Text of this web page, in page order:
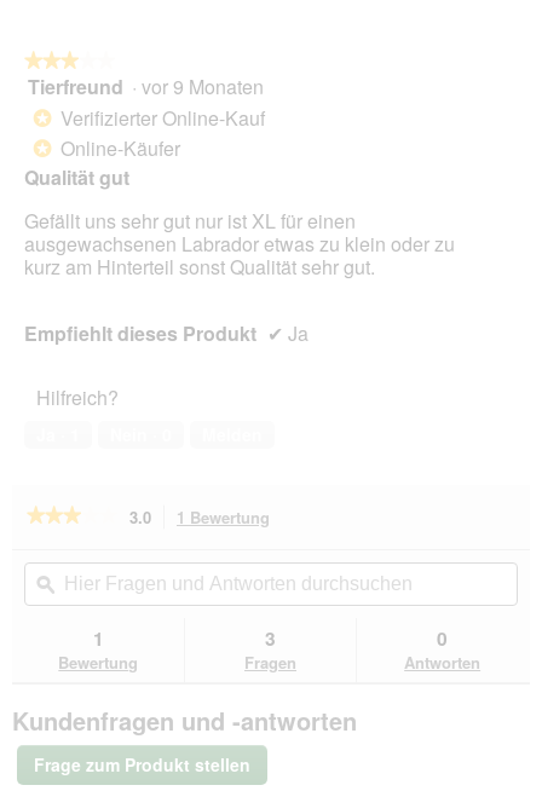
★★★★★
★★★★★
3
von
Sternen.
Tierfreund · vor 9 Monaten
* Verifizierter Online-Kauf
* Online-Käufer
Qualität gut
Gefällt uns sehr gut nur ist XL für einen
ausgewachsenen Labrador etwas zu klein oder zu
kurz am Hinterteil sonst Qualität sehr gut.
Empfiehlt dieses Produkt ✔ Ja
Hilfreich?
★★★★★
★★★★★
5
lesen
Kerbl
Bademantel
XS
3.0 1 Bewertung
Aktion
navigierst
du
zu
den
Bewertungen.
Hier
Fragen
und
durchsuchen
ϙ
1
Bewertung
3
Fragen
0
Antworten
Kundenfragen und -antworten
Frage zum Produkt stellen